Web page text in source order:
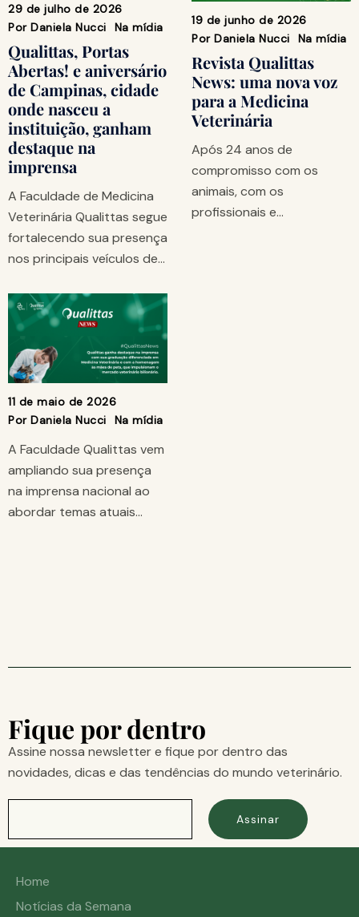
29 de julho de 2026
Por Daniela Nucci Na mídia
Qualittas, Portas
Abertas! e aniversário
de Campinas, cidade
onde nasceu a
instituição, ganham
destaque na
imprensa
A Faculdade de Medicina
Veterinária Qualittas segue
fortalecendo sua presença
nos principais veículos de…
19 de junho de 2026
Por Daniela Nucci Na mídia
Revista Qualittas
News: uma nova voz
para a Medicina
Veterinária
Após 24 anos de
compromisso com os
animais, com os
profissionais e…
11 de maio de 2026
Por Daniela Nucci Na mídia
A Faculdade Qualittas vem
ampliando sua presença
na imprensa nacional ao
abordar temas atuais…
Fique por dentro
Assine nossa newsletter e fique por dentro das
novidades, dicas e das tendências do mundo veterinário.
Assinar
Home
Notícias da Semana